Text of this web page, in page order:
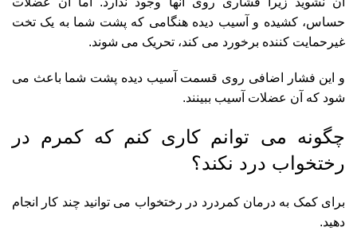
حساس، کشیده و آسیب دیده هنگامی که پشت شما به یک تخت
غیرحمایت کننده برخورد می کند، تحریک می شوند.
و این فشار اضافی روی قسمت آسیب دیده پشت شما باعث می
شود که آن عضلات آسیب ببینند.
چگونه می توانم کاری کنم که کمرم در
رختخواب درد نکند؟
برای کمک به درمان کمردرد در رختخواب می توانید چند کار انجام
دهید.